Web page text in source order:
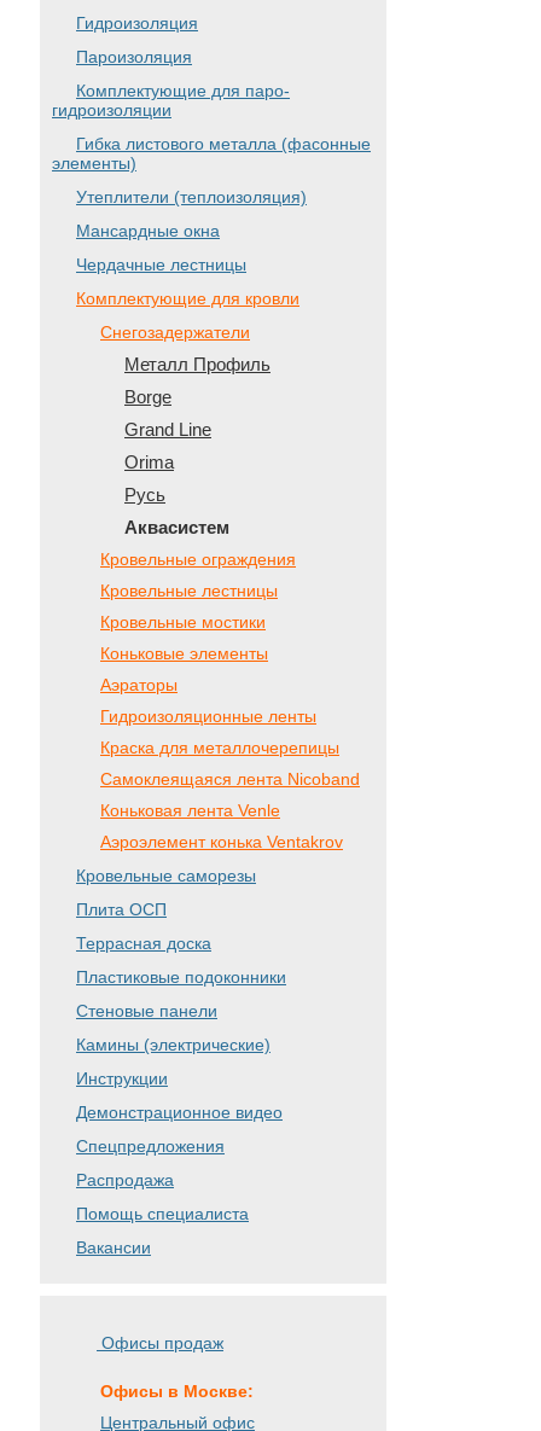
Гидроизоляция
Пароизоляция
Комплектующие для паро-
гидроизоляции
Гибка листового металла (фасонные
элементы)
Утеплители (теплоизоляция)
Мансардные окна
Чердачные лестницы
Комплектующие для кровли
Снегозадержатели
Металл Профиль
Borge
Grand Line
Orima
Русь
Аквасистем
Кровельные ограждения
Кровельные лестницы
Кровельные мостики
Коньковые элементы
Аэраторы
Гидроизоляционные ленты
Краска для металлочерепицы
Самоклеящаяся лента Nicoband
Коньковая лента Venle
Аэроэлемент конька Ventakrov
Кровельные саморезы
Плита ОСП
Террасная доска
Пластиковые подоконники
Стеновые панели
Камины (электрические)
Инструкции
Демонстрационное видео
Спецпредложения
Распродажа
Помощь специалиста
Вакансии
Офисы продаж
Офисы в Москве:
Центральный офис